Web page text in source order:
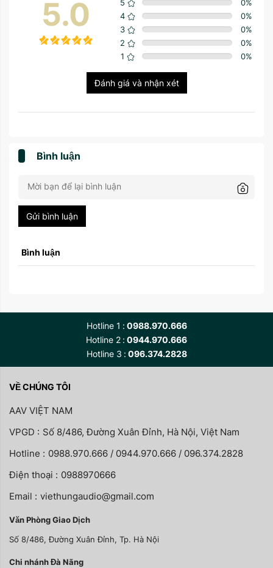
5.0 5 0%
4
0%
3
0%
2
0%
1
0%
Đánh giá và nhận xét
Bình luận
Gửi bình luận
Bình luận
Hotline 1
0988.970.666
Hotline 2 0944.970.666
Hotline 3
096.374.2828
VỀ CHÚNG TÔI
AAV VIỆT NAM
VPGD : Số 8/486, Đường Xuân Đỉnh, Hà Nội, Việt Nam
Hotline : 0988.970.666 / 0944.970.666 / 096.374.2828
Điện thoại : 0988970666
Email : viethungaudio@gmail.com
Văn Phòng Giao Dịch
Số 8/486, Đường Xuân Đỉnh, Tp. Hà Nội
Chi nhánh Đà Nãng